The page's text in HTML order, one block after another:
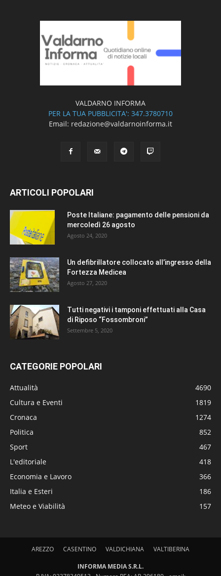
VALDARNO INFORMA
PER LA TUA PUBBLICITA': 347.3780710
Email: redazione@valdarnoinforma.it
ARTICOLI POPOLARI
Poste Italiane: pagamento delle pensioni da
mercoledì 26 agosto
Agosto 24, 2020
Un defibrillatore collocato all’ingresso della
Fortezza Medicea
Agosto 27, 2020
Tutti negativi i tamponi effettuati alla Casa
di Riposo “Fossombroni”
Settembre 5, 2020
CATEGORIE POPOLARI
Attualità
4690
Cultura e Eventi
1819
Cronaca
1274
Politica
852
Sport
467
L'editoriale
418
Economia e Lavoro
366
Italia e Esteri
186
Meteo e Viabilità
157
AREZZO CASENTINO VALDICHIANA VALTIBERINA
INFORMA MEDIA S.R.L.